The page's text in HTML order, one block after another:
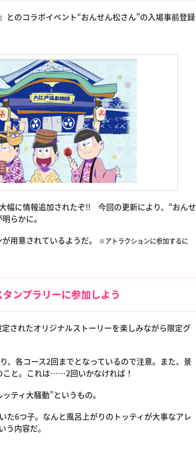
とのコラボイベント“おんせん松さん”の入場事前登録
幅に情報追加されたぞ!! 今回の更新により、“おんせ
らかに。
用意されているようだ。
※アトラクションに参加するに
ンプラリーに参加しよう
されたオリジナルストーリーを楽しみながら限定グ
、各コース2回までとなっているので注意。また、景
こと。これは……2回いかなければ！
ティ大騒動”というもの。
た6つ子。なんと風呂上がりのトッティが大事なアレ
内容だ。